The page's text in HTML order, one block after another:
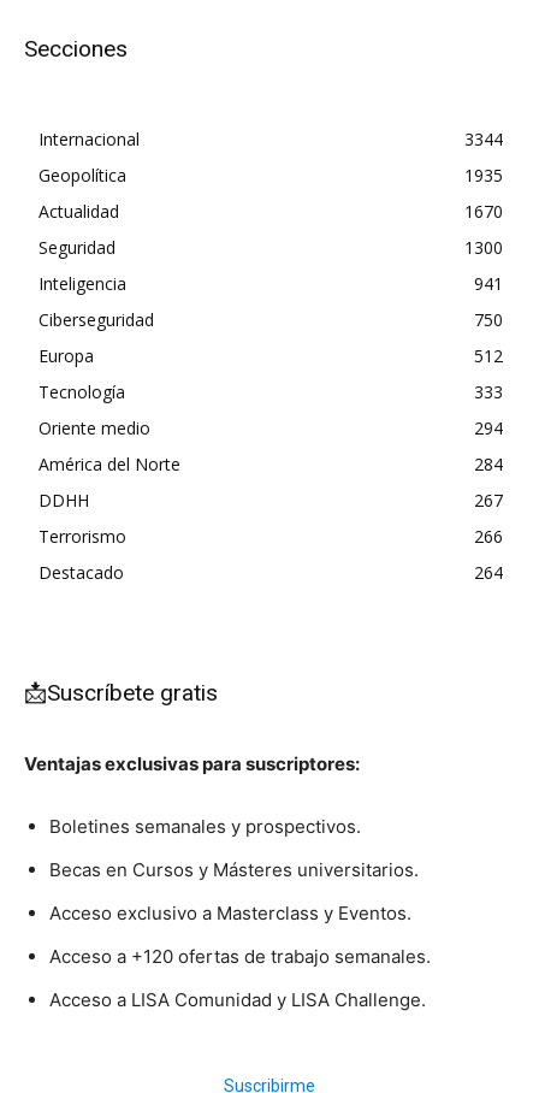
Secciones
Internacional
3344
Geopolítica
1935
Actualidad
1670
Seguridad
1300
Inteligencia
941
Ciberseguridad
750
Europa
512
Tecnología
333
Oriente medio
294
América del Norte
284
DDHH
267
Terrorismo
266
Destacado
264
📩Suscríbete gratis
Ventajas exclusivas para suscriptores:
Boletines semanales y prospectivos.
Becas en Cursos y Másteres universitarios.
Acceso exclusivo a Masterclass y Eventos.
Acceso a +120 ofertas de trabajo semanales.
Acceso a LISA Comunidad y LISA Challenge.
Suscribirme